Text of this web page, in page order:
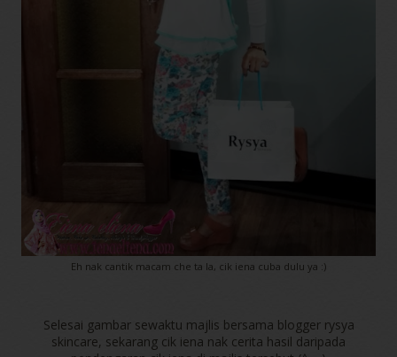
Eh nak cantik macam che ta la, cik iena cuba dulu ya :)
Selesai gambar sewaktu majlis bersama blogger rysya
skincare, sekarang cik iena nak cerita hasil daripada